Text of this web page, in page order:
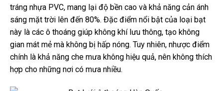
tráng nhựa PVC, mang lại độ bền cao và khả năng cản ánh
sáng mặt trời lên đến 80%. Đặc điểm nổi bật của loại bạt
này là các ô thoáng giúp không khí lưu thông, tạo không
gian mát mẻ mà không bị hấp nóng. Tuy nhiên, nhược điểm
chính là khả năng che mưa không hiệu quả, nên không thích
hợp cho những nơi có mưa nhiều.